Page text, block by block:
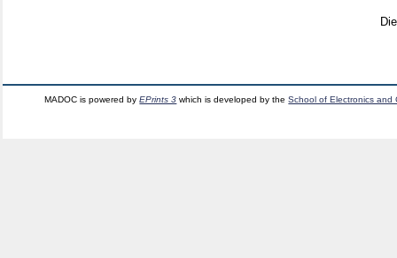
MADOC is powered byEPrints 3 which is developed by theSchool of Electronics and